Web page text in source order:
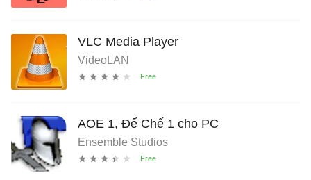
VLC Media Player
VideoLAN
AOE 1, Đế Chế 1 cho PC
Ensemble Studios